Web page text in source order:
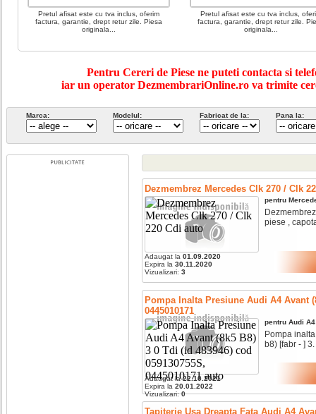
Pretul afisat este cu tva inclus, oferim
factura, garantie, drept retur zile. Piesa
originala...
Pretul afisat este cu tva inclus,
factura, garantie, drept retur zile.
originala...
Pentru Cereri de Piese ne puteti contacta si
iar un operator DezmembrariOnline.ro va trimite
Marca: Modelul: Fabricat de la: Pana la:
Dezmembrez Mercedes Clk 270 / Clk
Adaugat la 01.09.2020
Expira la 30.11.2020
Vizualizari: 3
pentru
piese ,
Pompa Inalta Presiune Audi A4 Avant
0445010171
Adaugat la22.10.2021
Expira la 20.01.2022
Vizualizari:0
pentru Audi A4
Pompa
b8) [fabr - ] 3.
Tapiterie Usa Dreapta Fata Audi A4